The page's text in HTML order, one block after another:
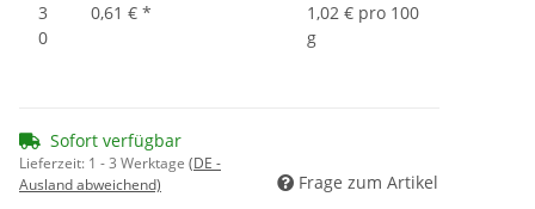
3
0
0,61 € *
1,02 € pro 100
g
Sofort verfügbar
Lieferzeit: 1 - 3 Werktage (DE -
Ausland abweichend)
Frage zum Artikel